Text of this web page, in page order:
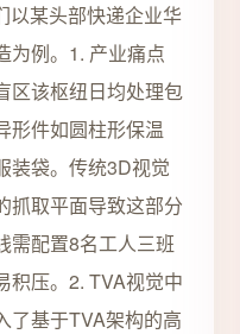
以某头部快递企业华
为例。1. 产业痛点
区该枢纽日均处理包
形件如圆柱形保温
装袋。传统3D视觉
抓取平面导致这部分
需配置8名工人三班
积压。2. TVA视觉中
了基于TVA架构的高